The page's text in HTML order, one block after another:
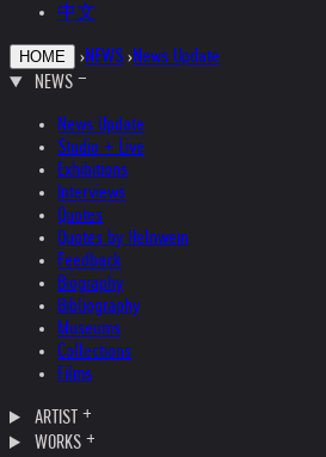
中文
HOME ›NEWS ›News Update
NEWS
News Update
Studio + Live
Exhibitions
Interviews
Quotes
Quotes by Helnwein
Feedback
Biography
Bibliography
Museums
Collections
Films
ARTIST
WORKS